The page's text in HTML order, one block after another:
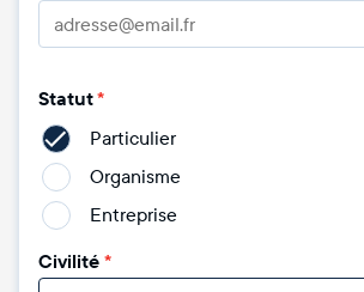
Statut*
Particulier
Organisme
Entreprise
Civilité*